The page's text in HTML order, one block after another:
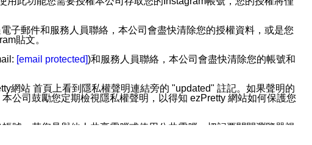
子郵件和服務人員聯絡，本公司會盡快清除您的授權資料，或是您
貼文。
[email protected])和服務人員聯絡，本公司會盡快清除您的帳號和
網站 首頁上看到隱私權聲明連結旁的 "updated" 註記。如果聲明的
公司鼓勵您定期檢視隱私權聲明，以得知 ezPretty 網站如何保護您
號。若您是與他人共享電腦或使用公共電腦，切記要關閉瀏覽器視